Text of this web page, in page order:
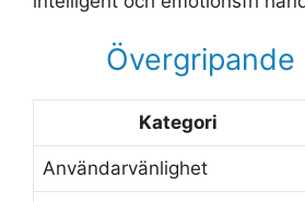
Kategori
Användarvänlighet